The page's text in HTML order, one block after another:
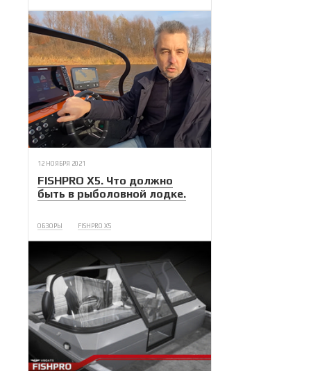
12 НОЯБРЯ 2021
FISHPRO X5. Что должно
быть в рыболовной лодке.
ОБЗОРЫ FISHPRO X5